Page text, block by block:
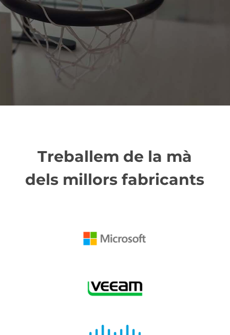
Treballem de la mà
dels millors fabricants